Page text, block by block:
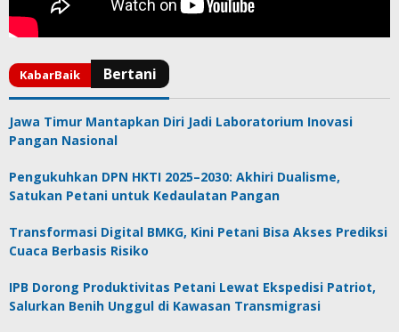
Jawa Timur Mantapkan Diri Jadi Laboratorium Inovasi
Pangan Nasional
Pengukuhkan DPN HKTI 2025–2030: Akhiri Dualisme,
Satukan Petani untuk Kedaulatan Pangan
Transformasi Digital BMKG, Kini Petani Bisa Akses Prediksi
Cuaca Berbasis Risiko
IPB Dorong Produktivitas Petani Lewat Ekspedisi Patriot,
Salurkan Benih Unggul di Kawasan Transmigrasi